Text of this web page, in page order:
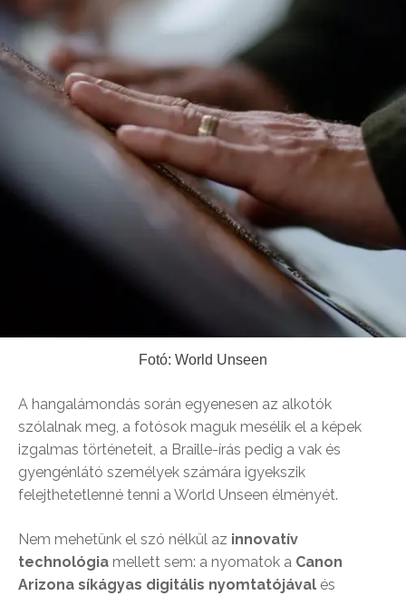
Fotó: World Unseen
A hangalámondás során egyenesen az alkotók
szólalnak meg, a fotósok maguk mesélik el a képek
izgalmas történeteit, a Braille-írás pedig a vak és
gyengénlátó személyek számára igyekszik
felejthetetlenné tenni a World Unseen élményét.
Nem mehetünk el szó nélkül az innovatív
technológia mellett sem: a nyomatok a Canon
Arizona síkágyas digitális nyomtatójával és